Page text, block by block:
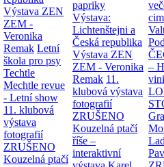
Výstava ZEN
ZEM -
Veronika
Remak Letní
škola pro psy
Techtle
Mechtle revue
- Letní show
11. klubová
výstava
fotografií
ZRUŠENO
Kouzelná ptačí
papriky
Výstava:
Lichtenštejni a
Česká republika
Výstava ZEN
ZEM - Veronika
Remak 11.
klubová výstava
fotografií
ZRUŠENO
Kouzelná ptačí
říše –
interaktivní
–